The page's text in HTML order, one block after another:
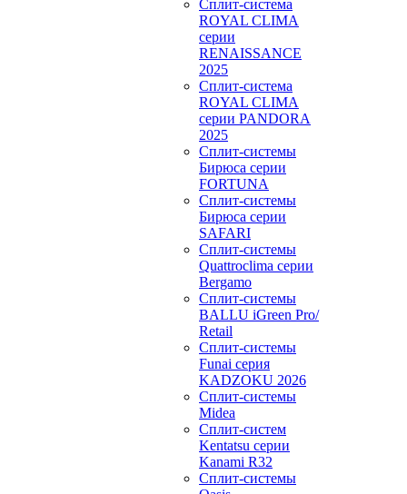
Сплит-система
ROYAL CLIMA
серии
RENAISSANCE
2025
Сплит-система
ROYAL CLIMA
серии PANDORA
2025
Сплит-системы
Бирюса серии
FORTUNA
Сплит-системы
Бирюса серии
SAFARI
Сплит-системы
Quattroclima серии
Bergamo
Сплит-системы
BALLU iGreen Pro/
Retail
Сплит-системы
Funai серия
KADZOKU 2026
Сплит-системы
Midea
Сплит-систем
Kentatsu серии
Kanami R32
Сплит-системы